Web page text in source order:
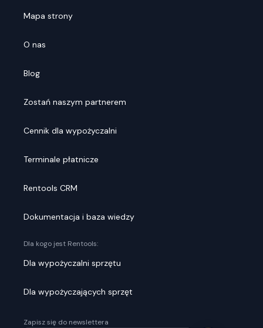
Mapa strony
O nas
Blog
Zostań naszym partnerem
Cennik dla wypożyczalni
Terminale płatnicze
Rentools CRM
Dokumentacja i baza wiedzy
Dla kogo jest Rentools:
Dla wypożyczalni sprzętu
Dla wypożyczających sprzęt
Zapisz się do newslettera